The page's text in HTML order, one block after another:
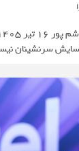
سرنشینان